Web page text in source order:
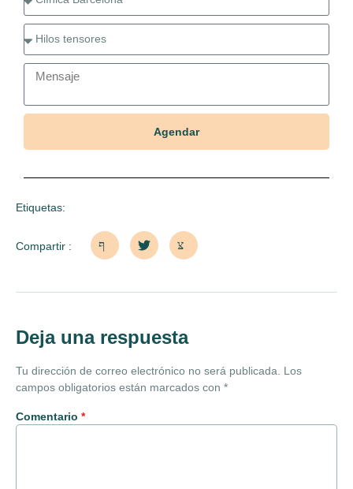
Agendar
Etiquetas:
Compartir :
Deja una respuesta
Tu dirección de correo electrónico no será publicada. Los
campos obligatorios están marcados con *
Comentario *